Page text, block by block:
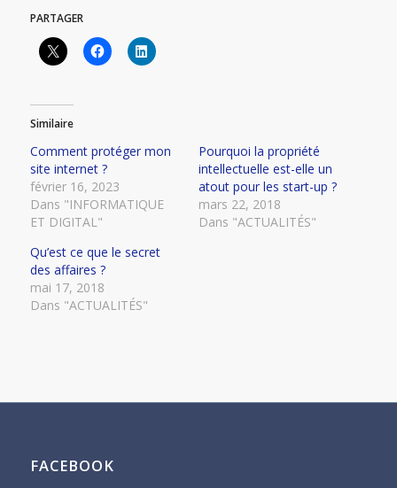
PARTAGER
Similaire
Comment protéger mon
site internet ?
février 16, 2023
Dans "INFORMATIQUE
ET DIGITAL"
Pourquoi la propriété
intellectuelle est-elle un
atout pour les start-up ?
mars 22, 2018
Dans "ACTUALITÉS"
Qu’est ce que le secret
des affaires ?
mai 17, 2018
Dans "ACTUALITÉS"
FACEBOOK